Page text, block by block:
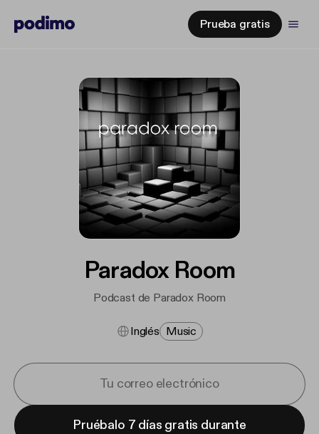
Prueba gratis
Paradox Room
Podcast de Paradox Room
Inglés Music
Pruébalo 7 días gratis durante